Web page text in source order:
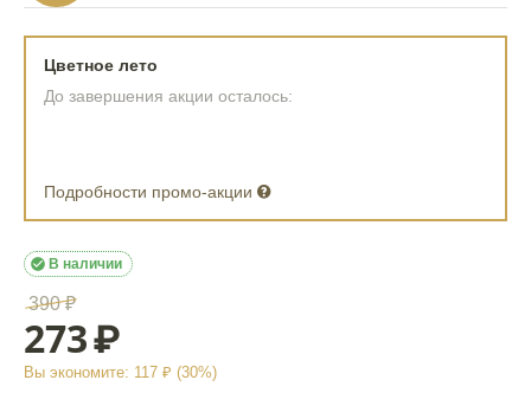
Цветное лето
До завершения акции осталось:
Подробности промо-акции
В наличии

390 ₽
273₽
Вы экономите: 117 ₽ (30%)